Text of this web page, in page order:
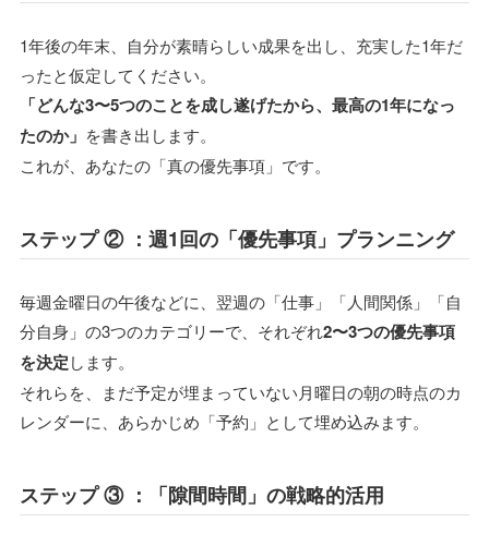
1年後の年末、自分が素晴らしい成果を出し、充実した1年だ
ったと仮定してください。
「どんな3〜5つのことを成し遂げたから、最高の1年になっ
たのか」 を書き出します。
これが、あなたの「真の優先事項」です。
ステップ ② ：週1回の「優先事項」プランニング
毎週金曜日の午後などに、翌週の「仕事」「人間関係」「自
分自身」の3つのカテゴリーで、それぞれ2〜3つの優先事項
を決定します。
それらを、まだ予定が埋まっていない月曜日の朝の時点のカ
レンダーに、あらかじめ「予約」として埋め込みます。
ステップ ③ ：「隙間時間」の戦略的活用